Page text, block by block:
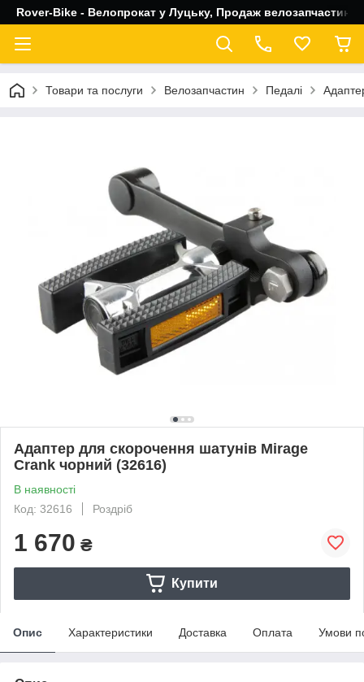
Rover-Bike - Велопрокат у Луцьку, Продаж велозапчастин,
Товари та послуги Велозапчастин Педалі
Адаптер для скорочення шатунів Mirage
Crank чорний (32616)
В наявності
Код: 32616
Роздріб
1 670 ₴
Купити
Опис Характеристики Доставка Оплата Умови